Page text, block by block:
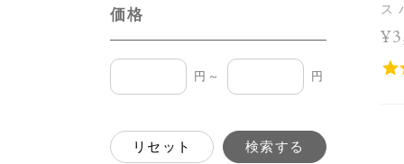
価格
円～ 円
リセット 検索する
ス